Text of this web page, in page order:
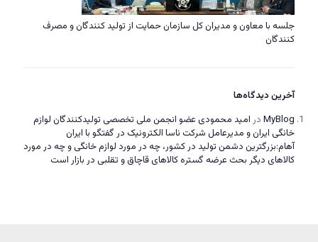
جلسه با معاون و مدیران کل سازمان حمایت از تولید کنندگان و مصرف
کنندگان
آخرین دیدگاه‌ها
MyBlog در امید محمودی عضو انجمن ملی تخصصی تولیدکنندگان لوازم
خانگی ایران و مدیرعامل شرکت ناسا الکترونیک در گفتگو با ایران
آهام:بزرگترین دشمن تولید در کشور، چه در مورد لوازم خانگی و چه در مورد
کالاهای دیگر بحث عرضه گستره کالاهای قاچاق و تقلبی در بازار است